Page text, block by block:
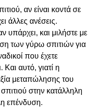
αν είναι κοντά σε
άλλες ανέσεις.
υπάρχει, και μιλήστε με
των γύρω σπιτιών για
που έχετε
Και αυτό, γιατί η
μεταπώλησης του
στην κατάλληλη
επένδυση.